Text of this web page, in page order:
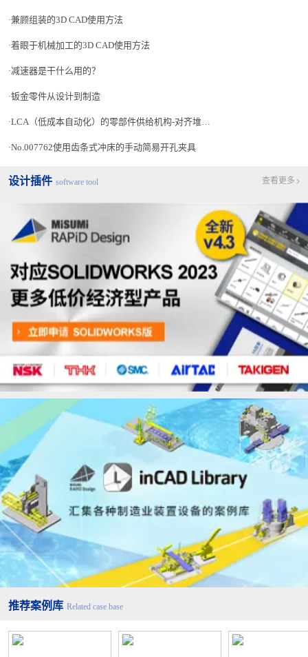
兼顾组装的3D CAD使用方法
着眼于机械加工的3D CAD使用方法
减速器是干什么用的？
钣金零件从设计到制造
LCA（低成本自动化）的零部件供给机构-对齐堆放方式
No.007762使用齿条式冲床的手动简易开孔夹具
设计插件 software tool 查看更多
推荐案例库 Related case base